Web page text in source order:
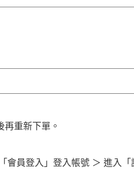
重新下單。
員登入」登入帳號 ＞ 進入